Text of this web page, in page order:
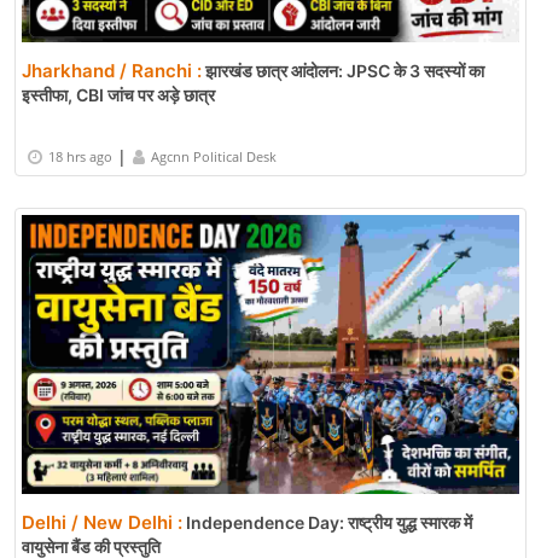
Jharkhand / Ranchi :झारखंड छात्र आंदोलन: JPSC के 3 सदस्यों का
इस्तीफा, CBI जांच पर अड़े छात्र
18 hrs ago | Agcnn Political Desk
Delhi / New Delhi : Independence Day: राष्ट्रीय युद्ध स्मारक में
वायुसेना बैंड की प्रस्तुति